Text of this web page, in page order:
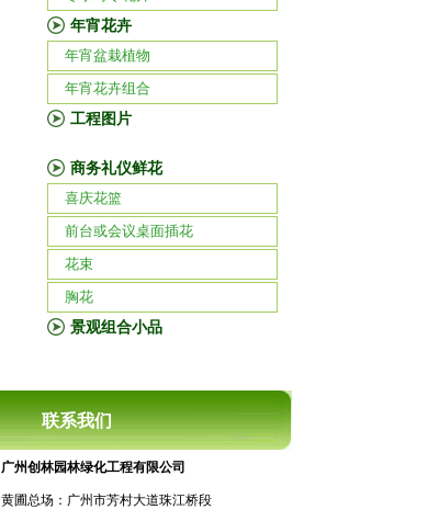
年宵花卉
年宵盆栽植物
年宵花卉组合
工程图片
商务礼仪鲜花
喜庆花篮
前台或会议桌面插花
花束
胸花
景观组合小品
联系我们
广州创林园林绿化工程有限公司
黄圃总场：广州市芳村大道珠江桥段